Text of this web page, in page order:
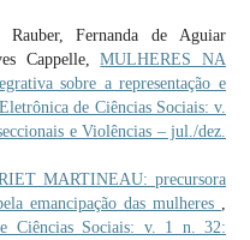
Rauber, Fernanda de Aguiar
Cappelle,MULHERES NA
sobre a representação e
de Ciências Sociais: v.
e Violências – jul./dez.
MARTINEAU: precursora
emancipação das mulheres
Ciências Sociais: v. 1 n. 32: